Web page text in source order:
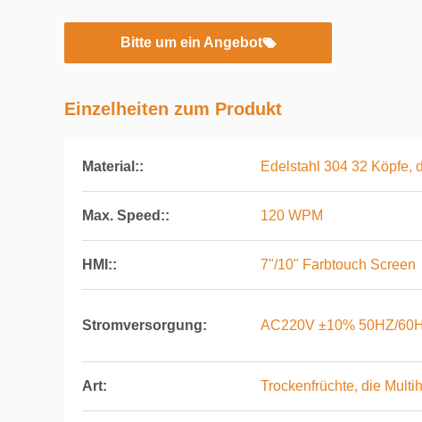
Bitte um ein Angebot
Einzelheiten zum Produkt
Material:: Edelstahl 304 32 Köpfe,
Max. Speed:: 120 WPM
HMI:: 7"/10" Farbtouch Screen
Stromversorgung: AC220V ±10% 50HZ/
Art: Trockenfrüchte, die